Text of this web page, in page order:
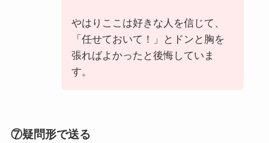
やはりここは好きな人を信じて、
「任せておいて！」とドンと胸を
張ればよかったと後悔していま
す。
⑦疑問形で送る